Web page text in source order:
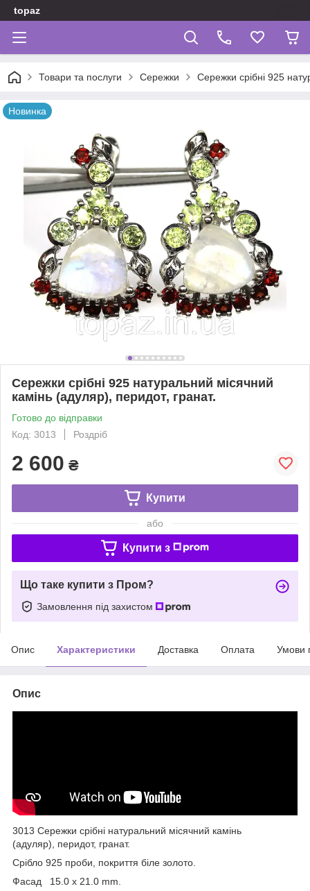
topaz
Товари та послуги Сережки Сережки срібні 925
Новинка
Сережки срібні 925 натуральний місячний
камінь (адуляр), перидот, гранат.
Готово до відправки
Код: 3013
Роздріб
2 600 ₴
Купити
або
Купити з
Що таке купити з Пром?
Замовлення під захистом
Опис Характеристики Доставка Оплата Умови
Опис
3013 Сережки срібні натуральний місячний камінь
(адуляр), перидот, гранат.
Срібло 925 проби, покриття біле золото.
Фасад 15.0 x 21.0 mm.